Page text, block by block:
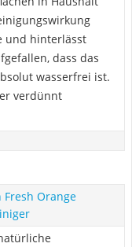
und hinterlässt
dass das
wasserfrei ist.
verdünnt
Fresh Orange